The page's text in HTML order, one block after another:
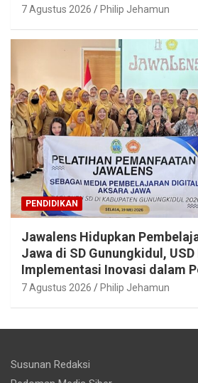
7 Agustus 2026 Philip Jehamun
PENDIDIKAN
Jawalens Hidupkan
Jawa di SD Gunungkidul,
Implementasi Inovasi dalam
7 Agustus 2026 Philip Jehamun
Susunan Redaksi